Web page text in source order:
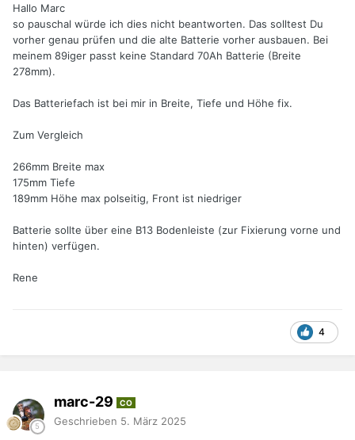
Hallo Marc
so pauschal würde ich dies nicht beantworten. Das solltest Du
vorher genau prüfen und die alte Batterie vorher ausbauen. Bei
meinem 89iger passt keine Standard 70Ah Batterie (Breite
278mm).
Das Batteriefach ist bei mir in Breite, Tiefe und Höhe fix.
Zum Vergleich
266mm Breite max
175mm Tiefe
189mm Höhe max polseitig, Front ist niedriger
Batterie sollte über eine B13 Bodenleiste (zur Fixierung vorne und
hinten) verfügen.
Rene
4
marc-29 CO
Geschrieben 5. März 2025